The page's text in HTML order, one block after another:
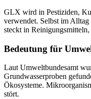
GLX wird in Pestiziden,
verwendet. Selbst im
steckt in
Bedeutung für
Laut Umweltbundesamt
Grundwasserproben
Ökosysteme.
stört.